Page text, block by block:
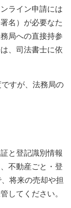
ライン申請には
名）が必要なた
局への直接持参
、司法書士に依
すが、法務局の
と登記識別情報
不動産ごと・登
将来の売却や担
してください。